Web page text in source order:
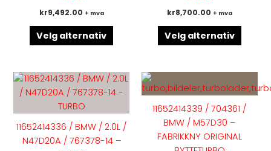
kr9,492.00 + mva
Velg alternativ
produktsiden
kr8,700.00 + mva
Velg alternativ
11652414336 / BMW / 2.0L /
N47D20A / 767378-14 –
Dette
produktet
flere
varianter.
11652414339 / 704361 /
BMW / M57D30 –
FABRIKKNY ORIGINAL